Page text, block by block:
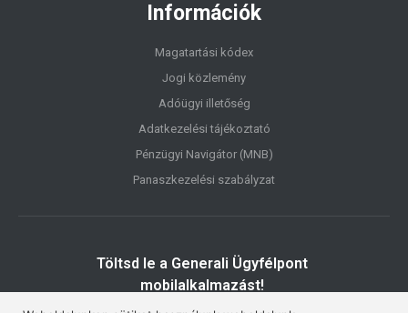
Információk
Magatartási kódex
Jogi közlemény
Adóügyi illetőség
Adatkezelési tájékoztató
Pénzügyi Navigátor (MNB)
Panaszkezelési szabályzat
Töltsd le a Generali Ügyfélpont
mobilalkalmazást!